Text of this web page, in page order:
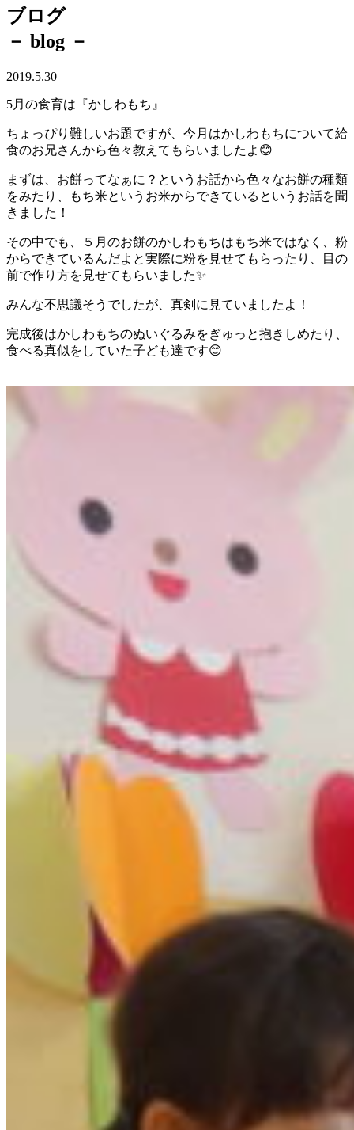
ブログ
－ blog －
2019.5.30
5月の食育は『かしわもち』
ちょっぴり難しいお題ですが、今月はかしわもちについて給
食のお兄さんから色々教えてもらいましたよ😊
まずは、お餅ってなぁに？というお話から色々なお餅の種類
をみたり、もち米というお米からできているというお話を聞
きました！
その中でも、５月のお餅のかしわもちはもち米ではなく、粉
からできているんだよと実際に粉を見せてもらったり、目の
前で作り方を見せてもらいました✨
みんな不思議そうでしたが、真剣に見ていましたよ！
完成後はかしわもちのぬいぐるみをぎゅっと抱きしめたり、
食べる真似をしていた子ども達です😊